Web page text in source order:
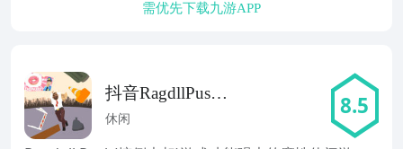
需优先下载九游APP
抖音RagdllPus官
网
休闲 8.5